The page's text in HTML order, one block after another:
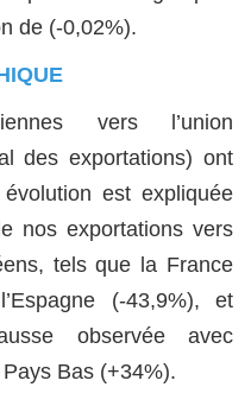
de (-0,02%).
vers l’union
des exportations) ont
est expliquée
nos exportations vers
tels que la France
(-43,9%), et
observée avec
Pays Bas (+34%).